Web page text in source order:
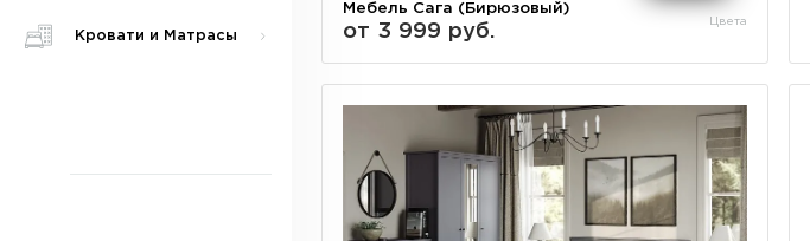
Кровати и Матрасы
Мебель Сага (Бирюзовый)
от 3 999 руб.
Цвета